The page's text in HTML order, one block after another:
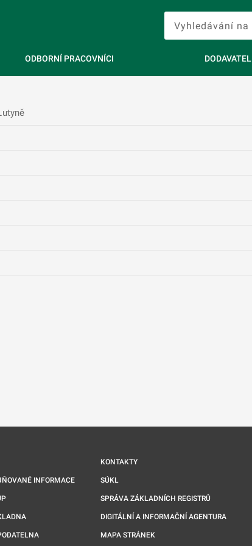
ODBORNÍ PRACOVNÍCI DODAVATEL
INFORMACE
KONTAKTY
SÚKL
SPRÁVA ZÁKLADNÍCH REGISTRŮ
DIGITÁLNÍ A INFORMAČNÍ AGENTURA
MAPA STRÁNEK